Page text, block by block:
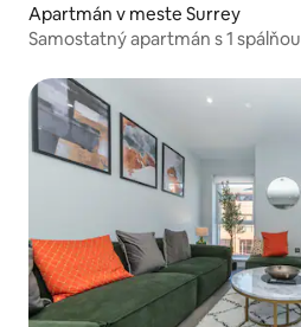
Apartmán v meste Surrey
Samostatný apartmán s 1 spálňou